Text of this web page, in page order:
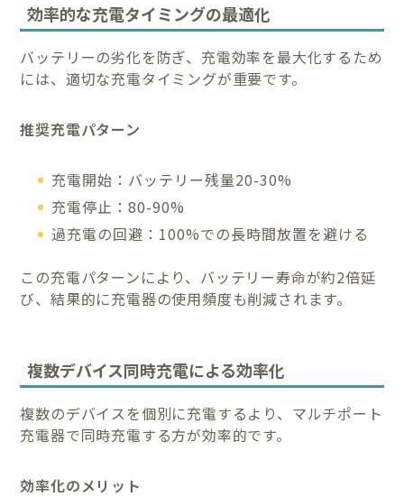
効率的な充電タイミングの最適化
バッテリーの劣化を防ぎ、充電効率を最大化するため
には、適切な充電タイミングが重要です。
推奨充電パターン
充電開始：バッテリー残量20-30%
充電停止：80-90%
過充電の回避：100%での長時間放置を避ける
この充電パターンにより、バッテリー寿命が約2倍延
び、結果的に充電器の使用頻度も削減されます。
複数デバイス同時充電による効率化
複数のデバイスを個別に充電するより、マルチポート
充電器で同時充電する方が効率的です。
効率化のメリット